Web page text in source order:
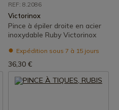
REF: 8.2086
Victorinox
Pince à épiler droite en acier
inoxydable Ruby Victorinox
Expédition sous 7 à 15 jours
36,30 €